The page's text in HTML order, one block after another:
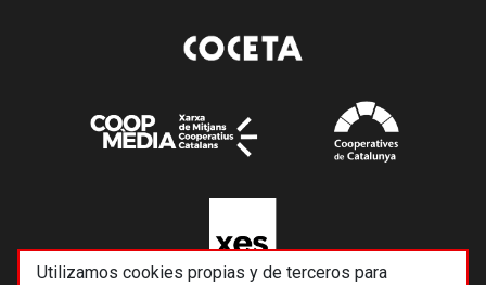
Utilizamos cookies propias y de terceros para